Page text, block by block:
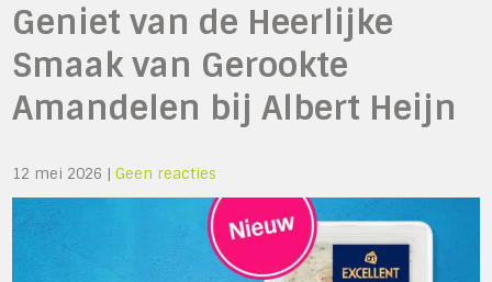
Geniet van de Heerlijke
Smaak van Gerookte
Amandelen bij Albert Heijn
12 mei 2026 |Geen reacties